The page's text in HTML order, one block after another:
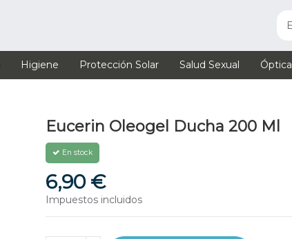
Higiene Protección Solar Salud Sexual Óptica
Eucerin Oleogel Ducha 200 Ml
En stock
6,90 €
Impuestos incluidos